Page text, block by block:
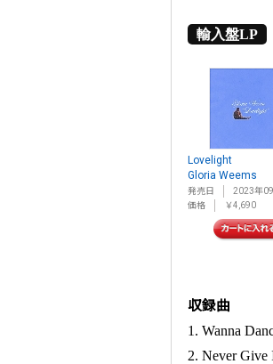
輸入盤LP
Lovelight
Gloria Weems
発売日
2023年
価格
￥4,690
収録曲
1. Wanna
2. Never Give